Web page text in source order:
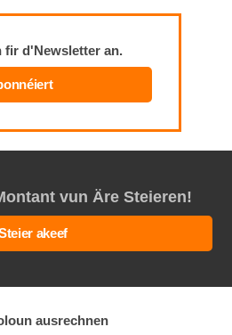
fir d'Newsletter an.
vun Äre Steieren!
akeef
ausrechnen